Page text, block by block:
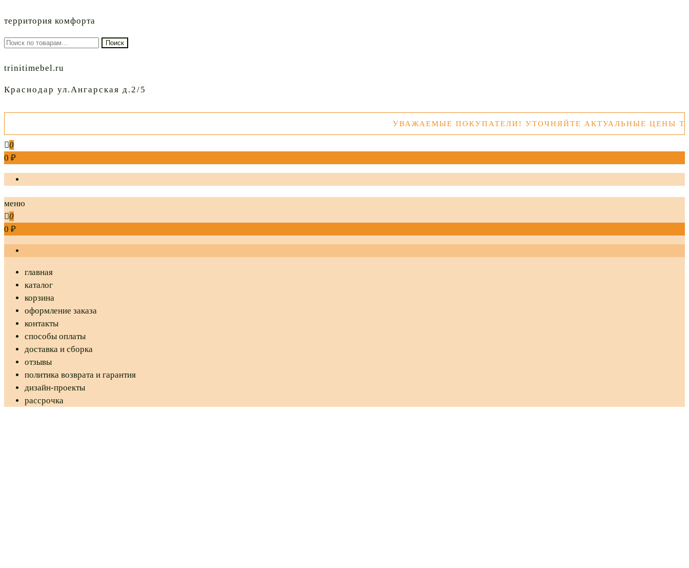
территория комфорта
Искать: Поиск
trinitimebel.ru
Краснодар ул.Ангарская д.2/5
УВАЖАЕМЫЕ ПОКУПАТЕЛИ! УТОЧНЯЙТЕ АКТУАЛЬНЫЕ ЦЕНЫ ТОВАРОВ
0
0 ₽
меню
0
0 ₽
главная
каталог
корзина
оформление заказа
контакты
способы оплаты
доставка и сборка
отзывы
политика возврата и гарантия
дизайн-проекты
рассрочка